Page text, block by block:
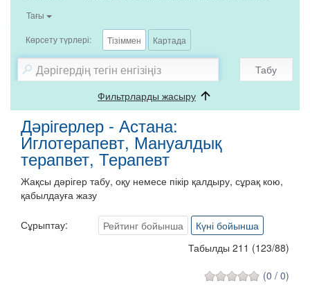
Тағы
Көрсету түрлері: Тізіммен Картада
Табу
Фильтрларды жасыру
Дәрігерлер - Астана:
Иглотерапевт, Мануалдық
терапвет, Терапевт
Жақсы дәрігер табу, оқу немесе пікір қалдыру, сұрақ кою,
қабылдауға жазу
Сұрыптау: Рейтинг бойынша
Күні бойынша
Табылды 211 (123/88)
(0 / 0)